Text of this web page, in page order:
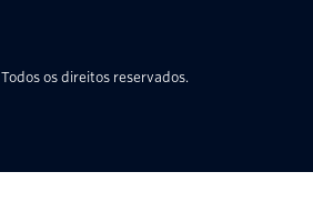
Todos os direitos reservados.